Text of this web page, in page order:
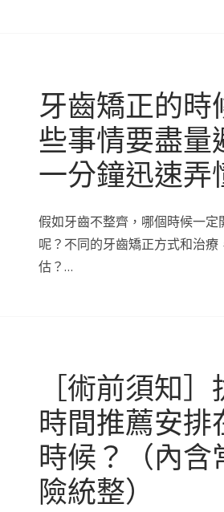
牙齒矯正的時
些事情要盡量
一分鐘迅速弄
假如牙齒不整齊，哪個時候一定
呢？不同的牙齒矯正方式和治療
估？…
［術前須知
時間推薦安排
時候？（內含
險統整）